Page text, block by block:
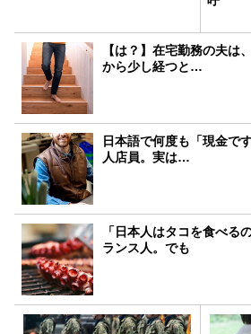
【は？】在宅勤務の夫は
から少し経つと…
日本語で何度も「現金で
人店員。実は…
「日本人はタコを食べる
ランス人。でも